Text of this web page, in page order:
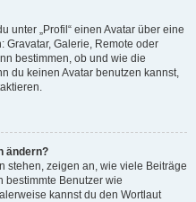
unter „Profil“ einen Avatar über eine
Gravatar, Galerie, Remote oder
bestimmen, ob und wie die
du keinen Avatar benutzen kannst,
ändern?
stehen, zeigen an, wie viele Beiträge
bestimmte Benutzer wie
kannst du den Wortlaut